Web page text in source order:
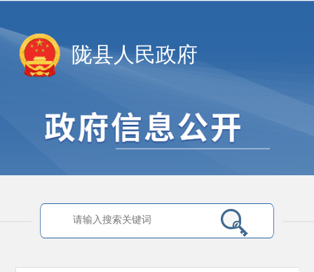
陇县人民政府